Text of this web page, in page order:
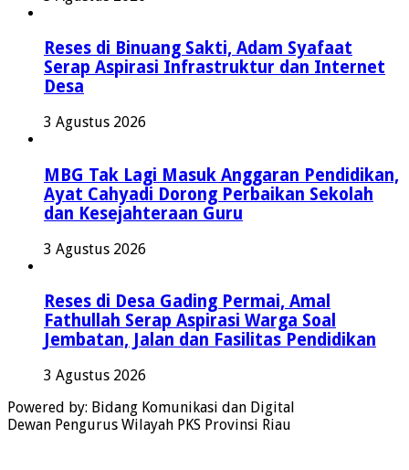
Reses di Binuang Sakti, Adam Syafaat
Serap Aspirasi Infrastruktur dan Internet
Desa
3 Agustus 2026
MBG Tak Lagi Masuk Anggaran Pendidikan,
Ayat Cahyadi Dorong Perbaikan Sekolah
dan Kesejahteraan Guru
3 Agustus 2026
Reses di Desa Gading Permai, Amal
Fathullah Serap Aspirasi Warga Soal
Jembatan, Jalan dan Fasilitas Pendidikan
3 Agustus 2026
Powered by: Bidang Komunikasi dan Digital
Dewan Pengurus Wilayah PKS Provinsi Riau